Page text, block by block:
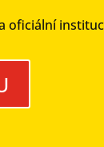
oficiální